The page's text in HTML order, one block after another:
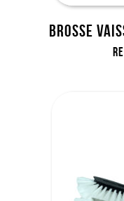
Brosse